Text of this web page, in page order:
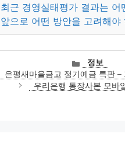
근 경영실태평가 결과는 어
으로 어떤 방안을 고려해야
카
테
고
정보
은평새마을금고 정기예금 특판 –
우리은행 통장사본 모바